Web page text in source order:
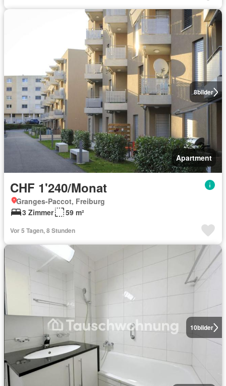
8bilder
Apartment
CHF 1'240/Monat
Granges-Paccot, Freiburg
3 Zimmer
59 m²
Vor 5 Tagen, 8 Stunden
10bilder